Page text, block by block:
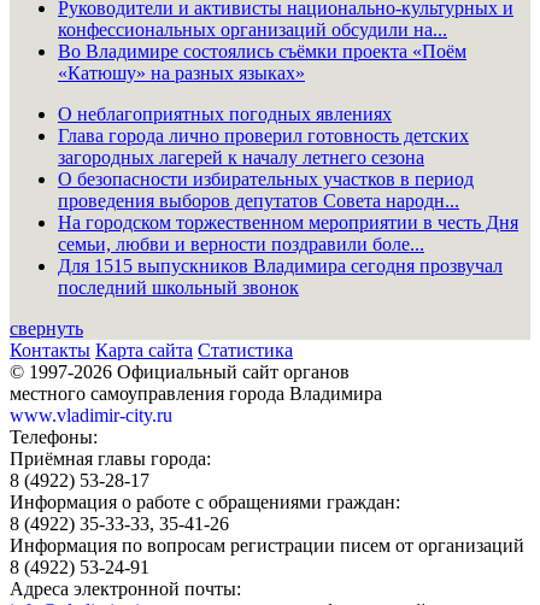
Руководители и активисты национально-культурных и
конфессиональных организаций обсудили на...
Во Владимире состоялись съёмки проекта «Поём
«Катюшу» на разных языках»
О неблагоприятных погодных явлениях
Глава города лично проверил готовность детских
загородных лагерей к началу летнего сезона
О безопасности избирательных участков в период
проведения выборов депутатов Совета народн...
На городском торжественном мероприятии в честь Дня
семьи, любви и верности поздравили боле...
Для 1515 выпускников Владимира сегодня прозвучал
последний школьный звонок
свернуть
Контакты Карта сайта Статистика
© 1997-2026 Официальный сайт органов
местного самоуправления города Владимира
www.vladimir-city.ru
Телефоны:
Приёмная главы города:
8 (4922) 53-28-17
Информация о работе с обращениями граждан:
8 (4922) 35-33-33, 35-41-26
Информация по вопросам регистрации писем от организаций
8 (4922) 53-24-91
Адреса электронной почты: